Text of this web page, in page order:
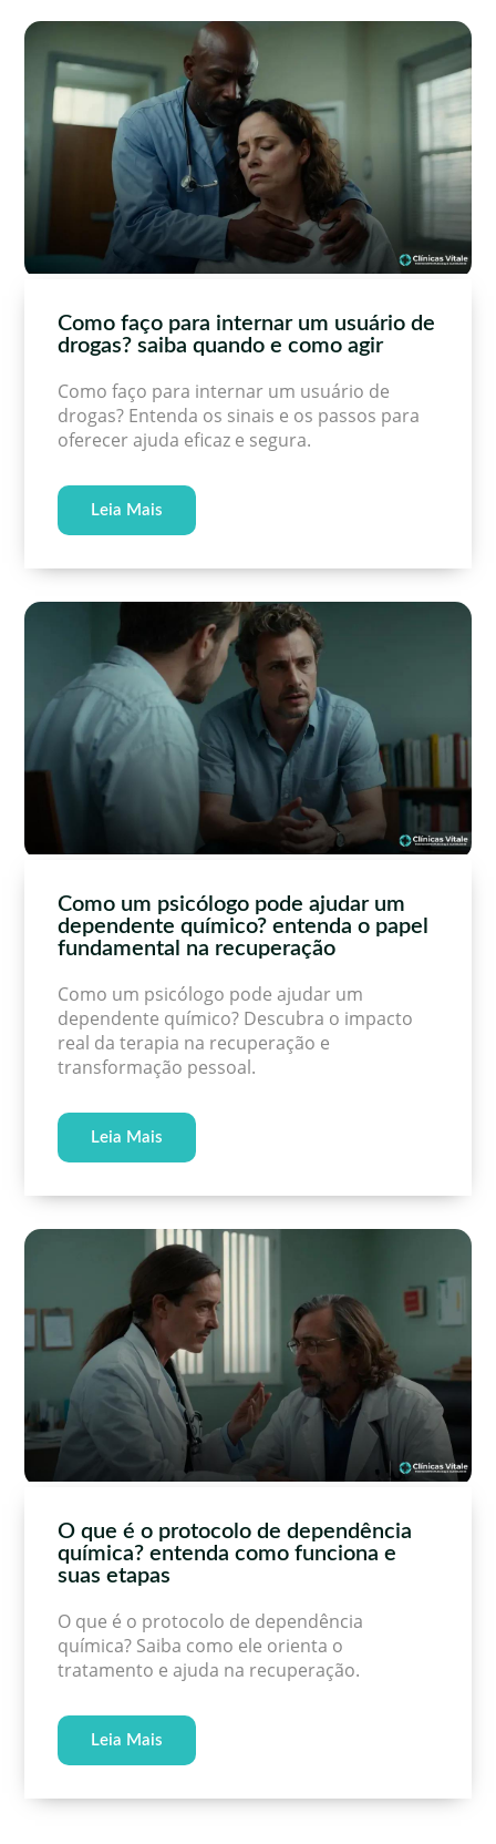
Como faço para internar um usuário de
drogas? saiba quando e como agir
Como faço para internar um usuário de
drogas? Entenda os sinais e os passos para
oferecer ajuda eficaz e segura.
Leia Mais
Como um psicólogo pode ajudar um
dependente químico? entenda o papel
fundamental na recuperação
Como um psicólogo pode ajudar um
dependente químico? Descubra o impacto
real da terapia na recuperação e
transformação pessoal.
Leia Mais
O que é o protocolo de dependência
química? entenda como funciona e
suas etapas
O que é o protocolo de dependência
química? Saiba como ele orienta o
tratamento e ajuda na recuperação.
Leia Mais